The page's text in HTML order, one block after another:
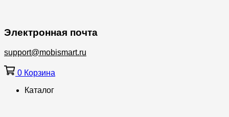
Электронная почта
support@mobismart.ru
0 Корзина
Каталог